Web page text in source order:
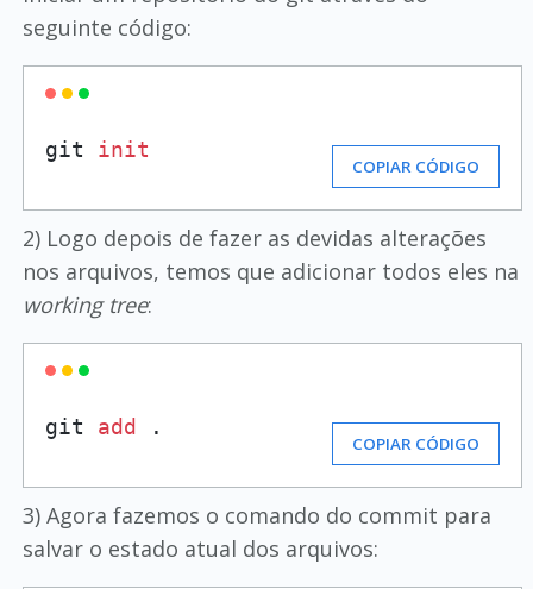
seguinte código:
git init
COPIAR CÓDIGO
2) Logo depois de fazer as devidas alterações
nos arquivos, temos que adicionar todos eles na
working tree:
git add .
COPIAR CÓDIGO
3) Agora fazemos o comando do commit para
salvar o estado atual dos arquivos: